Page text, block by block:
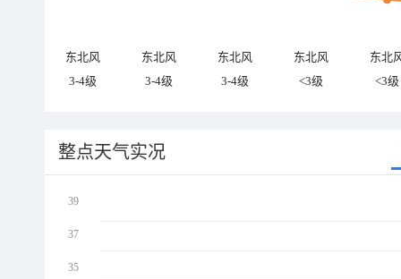
东北风 东北风 东北风 东北风
东北
3-4级
3-4级 3-4级 <3级 <3级
整点天气实况
39
37
35